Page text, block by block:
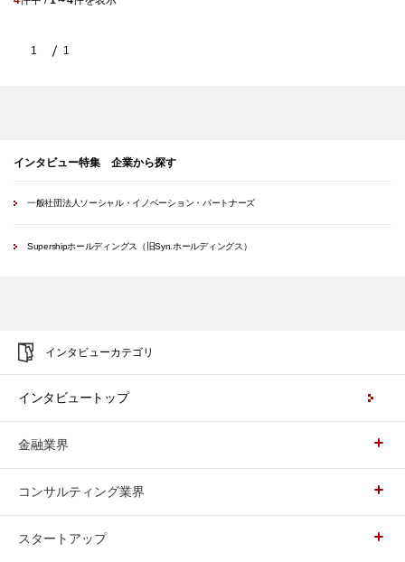
1 1
インタビュー特集 企業から探す
一般社団法人ソーシャル・イノベーション・パートナーズ
Supershipホールディングス（旧Syn.ホールディングス）
インタビューカテゴリ
インタビュートップ
金融業界
コンサルティング業界
スタートアップ